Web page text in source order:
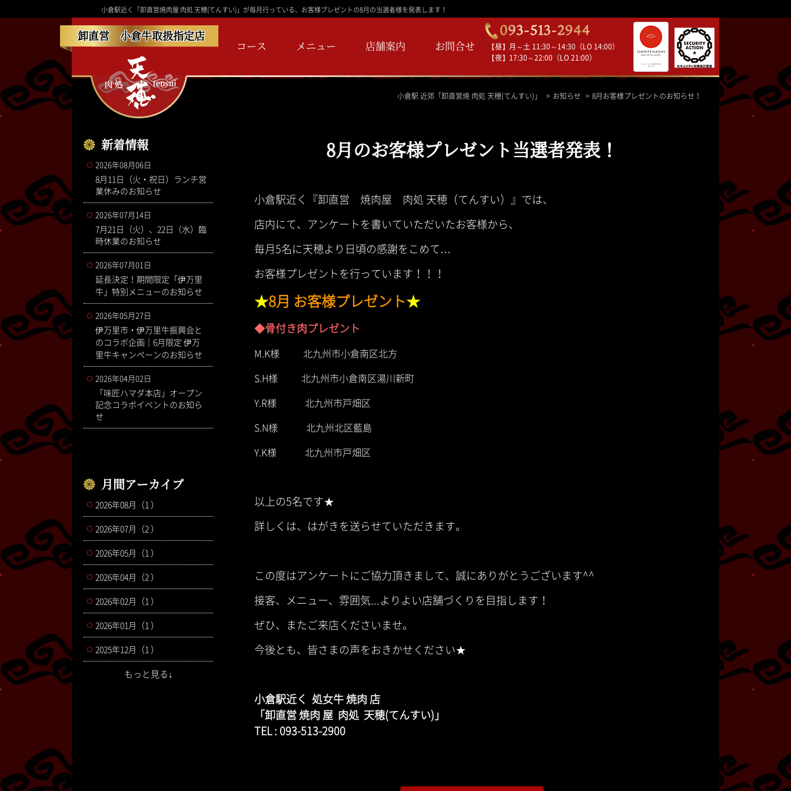
小倉駅近く「卸直営焼肉屋 肉処 天穂(てんすい)」が毎月行っている、お客様プレゼントの8月の当選者様を発表します！
卸直営 小倉牛取扱指定店
コース メニュー 店舗案内 お問合せ
【昼】月～土 11:30～14:30（LO 14:00）
【夜】17:30～22:00（LO 21:00）
小倉駅 近郊「卸直営焼 肉処 天穂(てんすい)」 お知らせ 8月お客様プレゼントのお知らせ！
8月のお客様プレゼント当選者発表！
小倉駅近く『卸直営 焼肉屋 肉処 天穂（てんすい）』では、
店内にて、アンケートを書いていただいたお客様から、
毎月5名に天穂より日頃の感謝をこめて…
お客様プレゼントを行っています！！！
★8月 お客様プレゼント★
◆骨付き肉プレゼント
M.K様 北九州市小倉南区北方
S.H様 北九州市小倉南区湯川新町
Y.R様 北九州市戸畑区
S.N様 北九州北区藍島
Y.K様 北九州市戸畑区
以上の5名です★
詳しくは、はがきを送らせていただきます。
この度はアンケートにご協力頂きまして、誠にありがとうございます^^
接客、メニュー、雰囲気...よりよい店舗づくりを目指します！
ぜひ、またご来店くださいませ。
今後とも、皆さまの声をおきかせください★
小倉駅近く 処女牛 焼肉 店
「卸直営 焼肉 屋 肉処 天穂(てんすい)」
TEL : 093-513-2900
新着情報
2026年08月06日
8月11日（火・祝日）ランチ営
業休みのお知らせ
2026年07月14日
7月21日（火）、22日（水）臨
時休業のお知らせ
2026年07月01日
延長決定！期間限定「伊万里
牛」特別メニューのお知らせ
2026年05月27日
伊万里市・伊万里牛振興会と
のコラボ企画｜6月限定 伊万
里牛キャンペーンのお知らせ
2026年04月02日
「味匠ハマダ本店」オープン
記念コラボイベントのお知ら
せ
月間アーカイブ
2026年08月（1 ）
2026年07月（2 ）
2026年05月（1 ）
2026年04月（2 ）
2026年02月（1 ）
2026年01月（1 ）
2025年12月（1 ）
もっと見る↓